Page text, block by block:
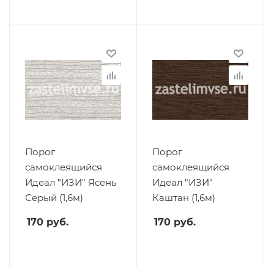
Порог
самоклеящийся
Идеал "ИЗИ" Ясень
Серый (1,6м)
170 руб.
Порог
самоклеящийся
Идеал "ИЗИ"
Каштан (1,6м)
170 руб.